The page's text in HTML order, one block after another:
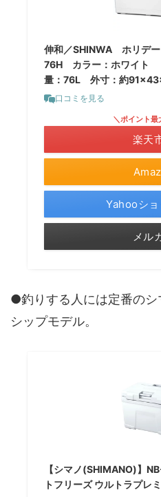
伸和／SHINWA ホリデ
76H カラー：ホワイト
量：76L 外寸：約
口コミを見る
＼ポイント最
楽天
Yahooシ
メル
●釣りする人には定番の
シップモデル。
【シマノ(SHIMANO)】
トフリーズ ウルトラプレ